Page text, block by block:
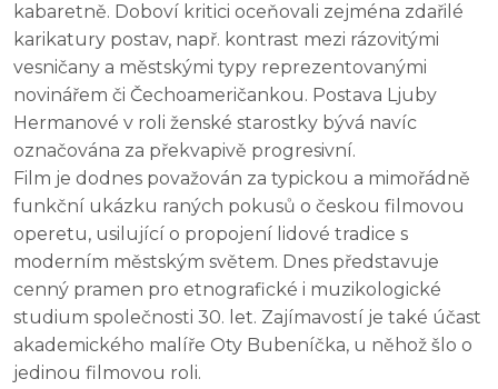
kabaretně. Doboví kritici oceňovali zejména zdařilé
karikatury postav, např. kontrast mezi rázovitými
vesničany a městskými typy reprezentovanými
novinářem či Čechoameričankou. Postava Ljuby
Hermanové v roli ženské starostky bývá navíc
označována za překvapivě progresivní.
Film je dodnes považován za typickou a mimořádně
funkční ukázku raných pokusů o českou filmovou
operetu, usilující o propojení lidové tradice s
moderním městským světem. Dnes představuje
cenný pramen pro etnografické i muzikologické
studium společnosti 30. let. Zajímavostí je také účast
akademického malíře Oty Bubeníčka, u něhož šlo o
jedinou filmovou roli.